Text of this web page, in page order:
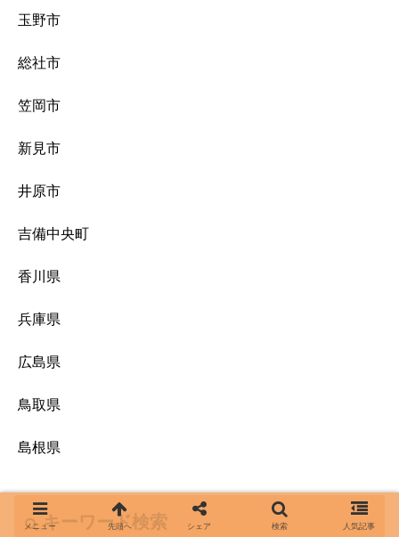
玉野市
総社市
笠岡市
新見市
井原市
吉備中央町
香川県
兵庫県
広島県
鳥取県
島根県
キーワード検索
メニュー 先頭へ シェア 検索 人気記事